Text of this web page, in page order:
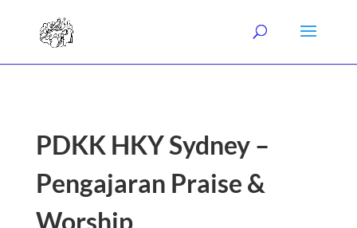
PDKK HKY Sydney –
Pengajaran Praise &
Worship